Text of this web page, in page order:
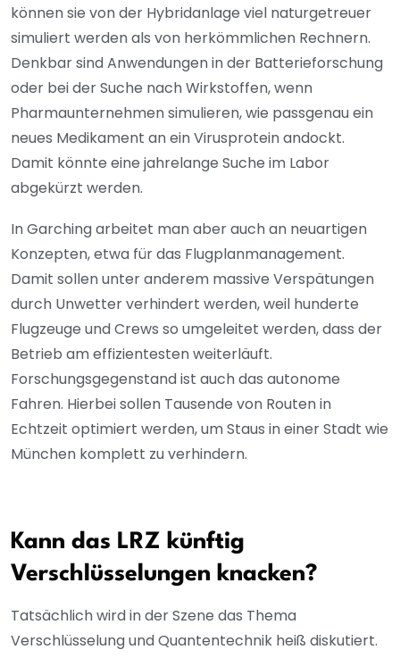
können sie von der Hybridanlage viel naturgetreuer
simuliert werden als von herkömmlichen Rechnern.
Denkbar sind Anwendungen in der Batterieforschung
oder bei der Suche nach Wirkstoffen, wenn
Pharmaunternehmen simulieren, wie passgenau ein
neues Medikament an ein Virusprotein andockt.
Damit könnte eine jahrelange Suche im Labor
abgekürzt werden.
In Garching arbeitet man aber auch an neuartigen
Konzepten, etwa für das Flugplanmanagement.
Damit sollen unter anderem massive Verspätungen
durch Unwetter verhindert werden, weil hunderte
Flugzeuge und Crews so umgeleitet werden, dass der
Betrieb am effizientesten weiterläuft.
Forschungsgegenstand ist auch das autonome
Fahren. Hierbei sollen Tausende von Routen in
Echtzeit optimiert werden, um Staus in einer Stadt wie
München komplett zu verhindern.
Kann das LRZ künftig
Verschlüsselungen knacken?
Tatsächlich wird in der Szene das Thema
Verschlüsselung und Quantentechnik heiß diskutiert.